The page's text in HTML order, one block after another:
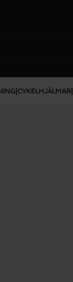
CYKELHJÄLMAR